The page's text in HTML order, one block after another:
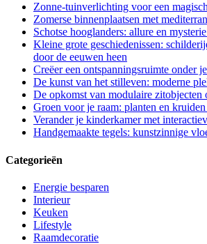
Zonne-tuinverlichting voor een
Zomerse binnenplaatsen met
Schotse hooglanders: allure en
Kleine grote geschiedenissen:
door de eeuwen heen
Creëer een ontspanningsruimte onder
De kunst van het stilleven: moderne
De opkomst van modulaire zitobjecten
Groen voor je raam: planten en
Verander je kinderkamer met
Handgemaakte tegels: kunstzinnige
Categorieën
Energie besparen
Interieur
Keuken
Lifestyle
Raamdecoratie